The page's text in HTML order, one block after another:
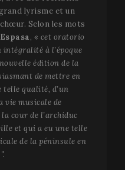
lyrisme et un
Selon les mots
, « cet oratorio
intégralité à l’époque
édition de la
de mettre en
telle qualité, d’un
vie musicale de
cour de l’archiduc
et qui a eu une telle
de la péninsule en